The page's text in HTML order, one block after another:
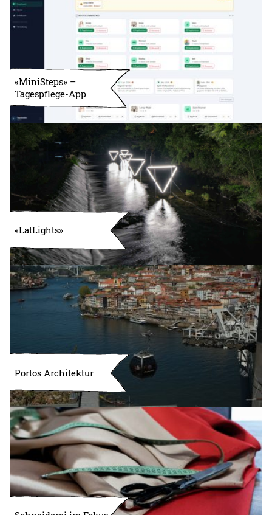
«MiniSteps» –
Tagespflege-App
«LatLights»
Portos Architektur